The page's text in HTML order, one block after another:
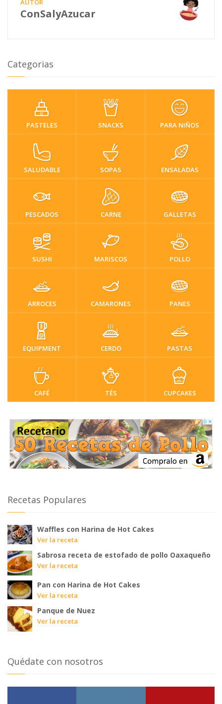
AUTOR
ConSalyAzucar
Categorias
PASTELES SNACKS PARA NIÑOS
SALUDABLE SOPAS ENSALADAS
PESCADOS CARNE GALLETAS
SUSHI MARISCOS POLLO
ARROCES CAMARONES PANES
EQUIPMENT CERDO PASTAS
CAFÉ TÉS CUPCAKES
Recetas Populares
Waffles con Harina de Hot Cakes
Ver la receta
Sabrosa receta de estofado de pollo Oaxaqueño
Ver la receta
Pan con Harina de Hot Cakes
Ver la receta
Panque de Nuez
Ver la receta
Quédate con nosotros